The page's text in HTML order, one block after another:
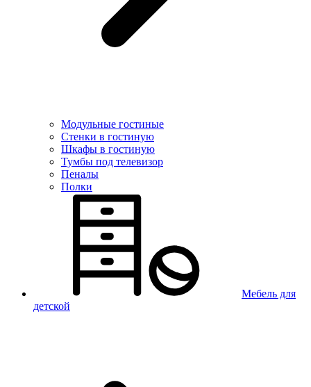
Модульные гостиные
Стенки в гостиную
Шкафы в гостиную
Тумбы под телевизор
Пеналы
Полки
Мебель для
детской